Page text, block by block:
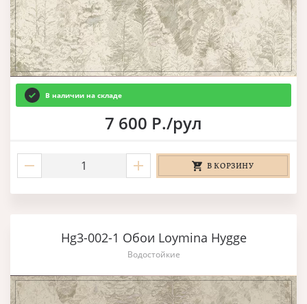
В наличии на складе
7 600 Р./рул
В КОРЗИНУ
Hg3-002-1 Обои Loymina Hygge
Водостойкие